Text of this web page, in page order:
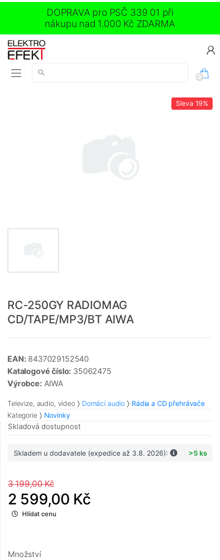
DOPRAVA pro PSČ 339 01 při
nákupu nad 1.000 Kč ZDARMA
Vyhledávání:
0
Sleva 19%
RC-250GY RADIOMAG
CD/TAPE/MP3/BT AIWA
EAN: 8437029152540
Katalogové číslo: 35062475
Výrobce: AIWA
Televize, audio, video Domácí audio
Rádia a CD přehrávače
Kategorie
Novinky
Skladová dostupnost
Skladem u dodavatele (expedice až 3.8. 2026): >5 ks
3 199,00 Kč
2 599,00 Kč
Hlídat cenu
Množství